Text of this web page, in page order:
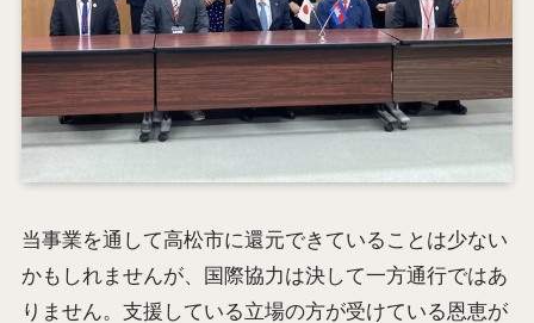
当事業を通して高松市に還元できていることは少ない
かもしれませんが、国際協力は決して一方通行ではあ
りません。支援している立場の方が受けている恩恵が